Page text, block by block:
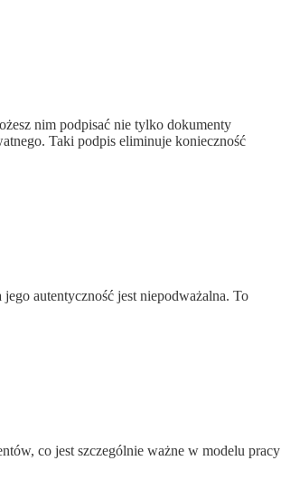
nim podpisać nie tylko dokumenty
Taki podpis eliminuje konieczność
autentyczność jest niepodważalna. To
co jest szczególnie ważne w modelu pracy